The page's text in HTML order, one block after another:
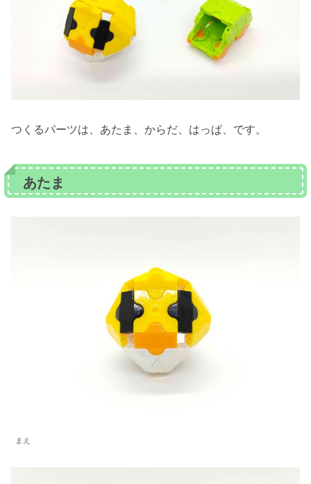
つくるパーツは、あたま、からだ、はっぱ、です。
あたま
まえ